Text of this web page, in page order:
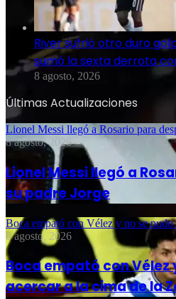
River sufrió otro duro
sumó la sexta derrota
8 agosto, 2026
Últimas Actualizaciones
Lionel Messi llegó a Rosario para
8 agosto, 2026
Lionel Messi llegó a
su padre Jorge
Boca empató con Vélez y no se
8 agosto, 2026
Boca empató con Vélez
acercar a la cima de la